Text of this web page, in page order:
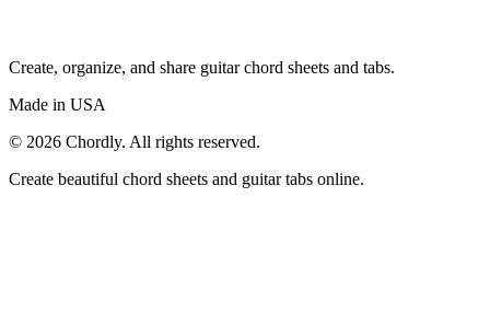
Create, organize, and share guitar chord sheets and tabs.
Made in USA
© 2026 Chordly. All rights reserved.
Create beautiful chord sheets and guitar tabs online.